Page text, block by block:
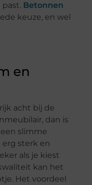
Betonnen
keuze, en wel
en
acht bij de
dan is
slimme
erg sterk en
als je kiest
kan het
Het voordeel